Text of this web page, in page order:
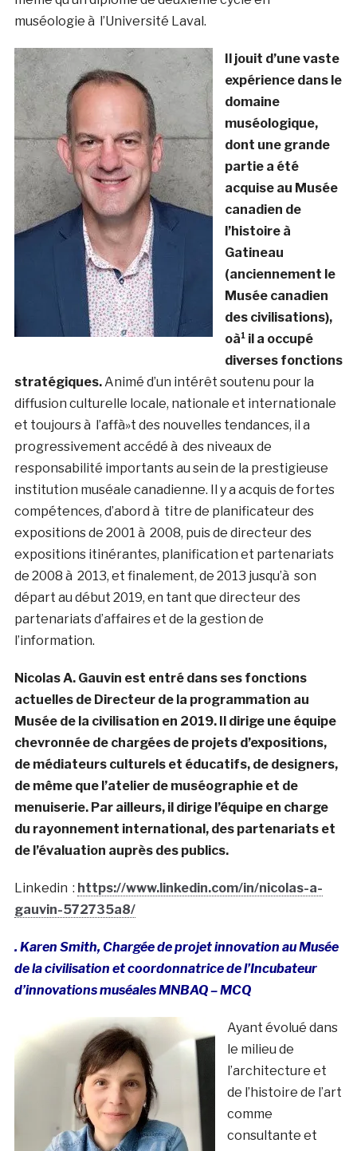
muséologie à l’Université Laval.
Il jouit d’une vaste
expérience dans le
domaine
muséologique,
dont une grande
partie a été
acquise au Musée
canadien de
l’histoire à
Gatineau
(anciennement le
Musée canadien
des civilisations),
oà¹ il a occupé
diverses fonctions
stratégiques.Animé d’un intérêt soutenu pour la
diffusion culturelle locale, nationale et internationale
et toujours à l’affà»t des nouvelles tendances, il a
progressivement accédé à des niveaux de
responsabilité importants au sein de la prestigieuse
institution muséale canadienne. Il y a acquis de fortes
compétences, d’abord à titre de planificateur des
expositions de 2001 à 2008, puis de directeur des
expositions itinérantes, planification et partenariats
de 2008 à 2013, et finalement, de 2013 jusqu’à son
départ au début 2019, en tant que directeur des
partenariats d’affaires et de la gestion de
l’information.
Nicolas A. Gauvin est entré dans ses fonctions
actuelles de Directeur de la programmation au
Musée de la civilisation en 2019. Il dirige une équipe
chevronnée de chargées de projets d’expositions,
de médiateurs culturels et éducatifs, de designers,
de même que l’atelier de muséographie et de
menuiserie. Par ailleurs, il dirige l’équipe en charge
du rayonnement international, des partenariats et
de l’évaluation auprès des publics.
Linkedin : https://www.linkedin.com/in/nicolas-a-
gauvin-572735a8/
. Karen Smith, Chargée de projet innovation au Musée
de la civilisation et coordonnatrice de l’Incubateur
d’innovations muséales MNBAQ – MCQ
Ayant évolué dans
le milieu de
l’architecture et
de l’histoire de l’art
comme
consultante et